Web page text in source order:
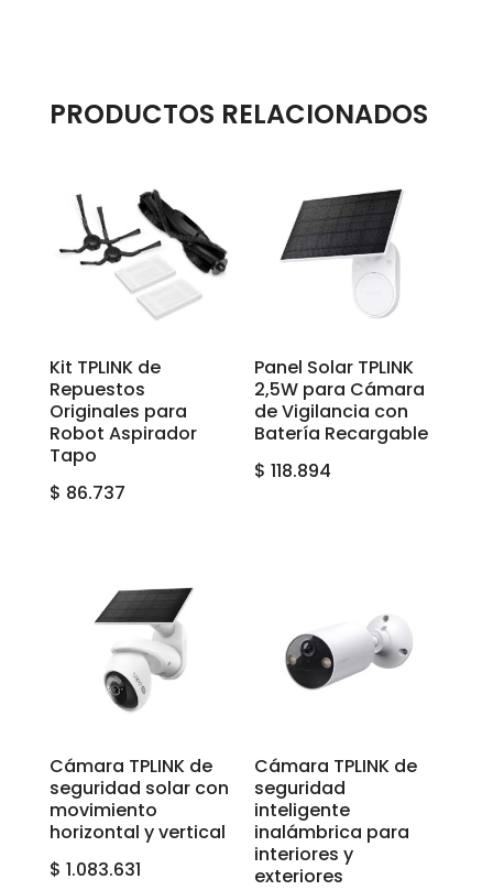
PRODUCTOS RELACIONADOS
Kit TPLINK de
Repuestos
Originales para
Robot Aspirador
Tapo
$ 86.737
Panel Solar TPLINK
2,5W para Cámara
de Vigilancia con
Batería Recargable
$ 118.894
Cámara TPLINK de
seguridad solar con
movimiento
horizontal y vertical
$ 1.083.631
Cámara TPLINK de
seguridad
inteligente
inalámbrica para
interiores y
exteriores